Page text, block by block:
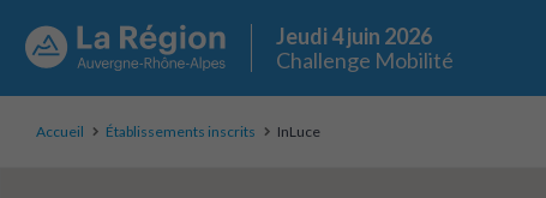
Jeudi 4 juin 2026
Challenge Mobilité
Accueil Établissements inscrits InLuce